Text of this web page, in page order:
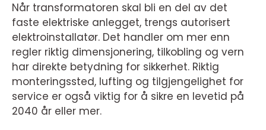
Når transformatoren skal bli en del av det
faste elektriske anlegget, trengs autorisert
elektroinstallatør. Det handler om mer enn
regler riktig dimensjonering, tilkobling og vern
har direkte betydning for sikkerhet. Riktig
monteringssted, lufting og tilgjengelighet for
service er også viktig for å sikre en levetid på
2040 år eller mer.